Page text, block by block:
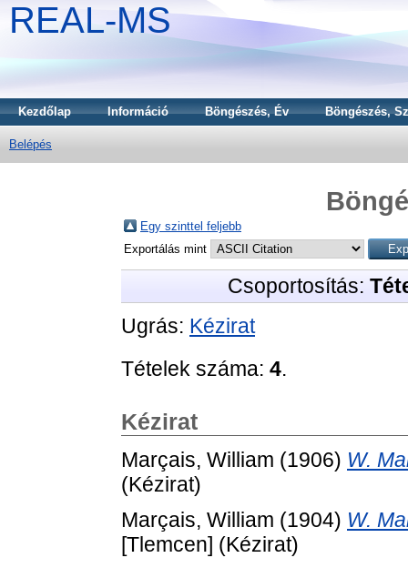
REAL-MS
Kezdőlap Információ Böngészés, Év Böngészés,
Belépés
Egy szinttel feljebb
Exportálás mint
Csoportosítás:
Ugrás: Kézirat
Tételek száma: 4.
Kézirat
Marçais, William (1906) W.
(Kézirat)
Marçais, William (1904) W.
[Tlemcen] (Kézirat)